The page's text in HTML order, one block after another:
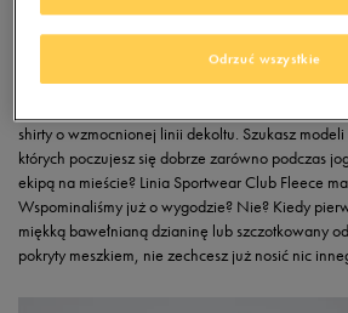
Zdania są podzielone: jedni twierdzą, że wśród
Swooshem króluje hoodie:bluza Nike damskalub
kieszenią typu kangurka. Inni – że nie można żyć
modelu rozpinanego na całej długości. W
shirty o wzmocnionej linii dekoltu. Szukasz
których poczujesz się dobrze zarówno podczas
ekipą na mieście? Linia Sportwear Club Fleece
Wspominaliśmy już o wygodzie? Nie? Kiedy
miękką bawełnianą dzianinę lub szczotkowany
pokryty meszkiem, nie zechcesz już nosić nic
Odrzuć wszystkie